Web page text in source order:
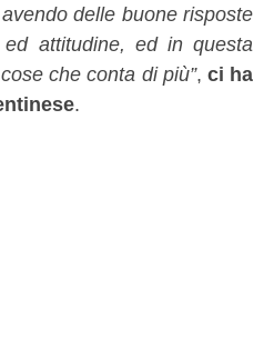
delle buone risposte
attitudine, ed in questa
che conta di più”,ci ha
.